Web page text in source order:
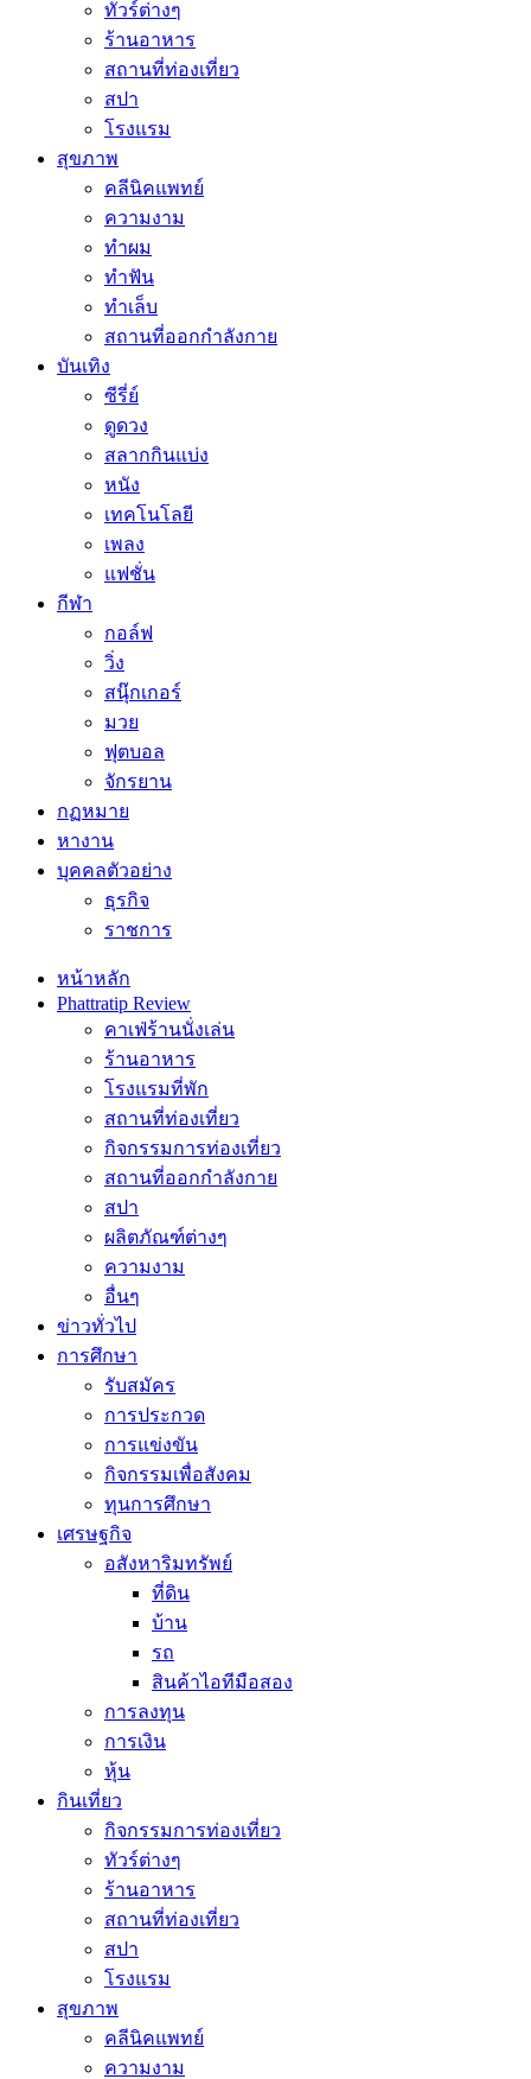
ทัวร์ต่างๆ
ร้านอาหาร
สถานที่ท่องเที่ยว
สปา
โรงแรม
สุขภาพ
คลีนิคแพทย์
ความงาม
ทำผม
ทำฟัน
ทำเล็บ
สถานที่ออกกำลังกาย
บันเทิง
ซีรี่ย์
ดูดวง
สลากกินแบ่ง
หนัง
เทคโนโลยี
เพลง
แฟชั่น
กีฬา
กอล์ฟ
วิ่ง
สนุ๊กเกอร์
มวย
ฟุตบอล
จักรยาน
กฏหมาย
หางาน
บุคคลตัวอย่าง
ธุรกิจ
ราชการ
หน้าหลัก
Phattratip Review
คาเฟ่ร้านนั่งเล่น
ร้านอาหาร
โรงแรมที่พัก
สถานที่ท่องเที่ยว
กิจกรรมการท่องเที่ยว
สถานที่ออกกำลังกาย
สปา
ผลิตภัณฑ์ต่างๆ
ความงาม
อื่นๆ
ข่าวทั่วไป
การศึกษา
รับสมัคร
การประกวด
การแข่งขัน
กิจกรรมเพื่อสังคม
ทุนการศึกษา
เศรษฐกิจ
อสังหาริมทรัพย์
ที่ดิน
บ้าน
รถ
สินค้าไอทีมือสอง
การลงทุน
การเงิน
หุ้น
กินเที่ยว
กิจกรรมการท่องเที่ยว
ทัวร์ต่างๆ
ร้านอาหาร
สถานที่ท่องเที่ยว
สปา
โรงแรม
สุขภาพ
คลีนิคแพทย์
ความงาม